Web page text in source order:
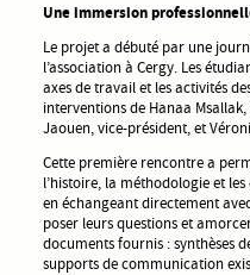
Une immersion
Le projet a débuté par une
l’association à Cergy. Les
axes de travail et les activités
interventions de Hanaa
Jaouen, vice-président, et
Cette première rencontre a
l’histoire, la méthodologie et
en échangeant directement
poser leurs questions et
documents fournis : synthèses
supports de communication